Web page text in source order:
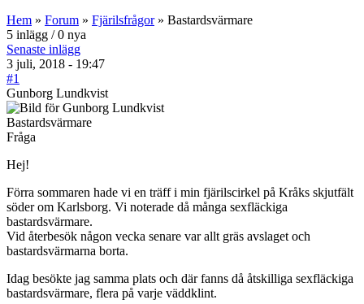
Hem » Forum » Fjärilsfrågor» Bastardsvärmare
5 inlägg / 0 nya
Senaste inlägg
3 juli, 2018 - 19:47
#1
Gunborg Lundkvist
Bastardsvärmare
Fråga
Hej!
Förra sommaren hade vi en träff i min fjärilscirkel på Kråks skjutfält
söder om Karlsborg. Vi noterade då många sexfläckiga
bastardsvärmare.
Vid återbesök någon vecka senare var allt gräs avslaget och
bastardsvärmarna borta.
Idag besökte jag samma plats och där fanns då åtskilliga sexfläckiga
bastardsvärmare, flera på varje väddklint.